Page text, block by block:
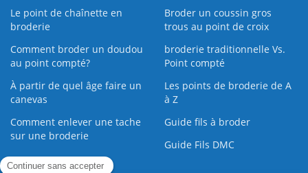
Le point de chaînette en
broderie
Broder un coussin gros
trous au point de croix
Comment broder un doudou
au point compté?
broderie traditionnelle Vs.
Point compté
À partir de quel âge faire un
canevas
Les points de broderie de A
à Z
Comment enlever une tache
sur une broderie
Guide fils à broder
Guide Fils DMC
Guide de la Broderie